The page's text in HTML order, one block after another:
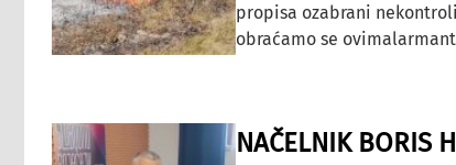
propisa ozabrani
obraćamo se
NAČELNIK BORIS